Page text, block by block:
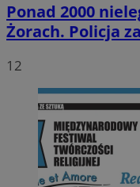
Ponad 2000
Żorach. Policja
12